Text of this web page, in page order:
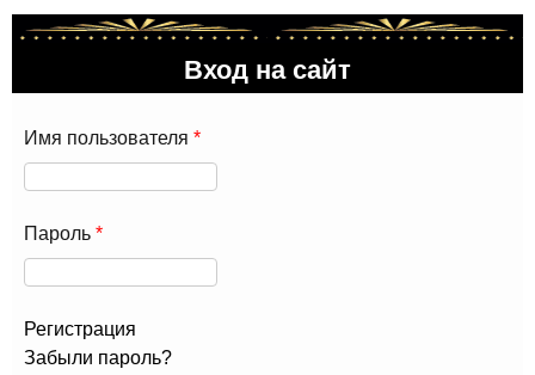
Вход на сайт
Имя пользователя *
Пароль *
Регистрация
Забыли пароль?